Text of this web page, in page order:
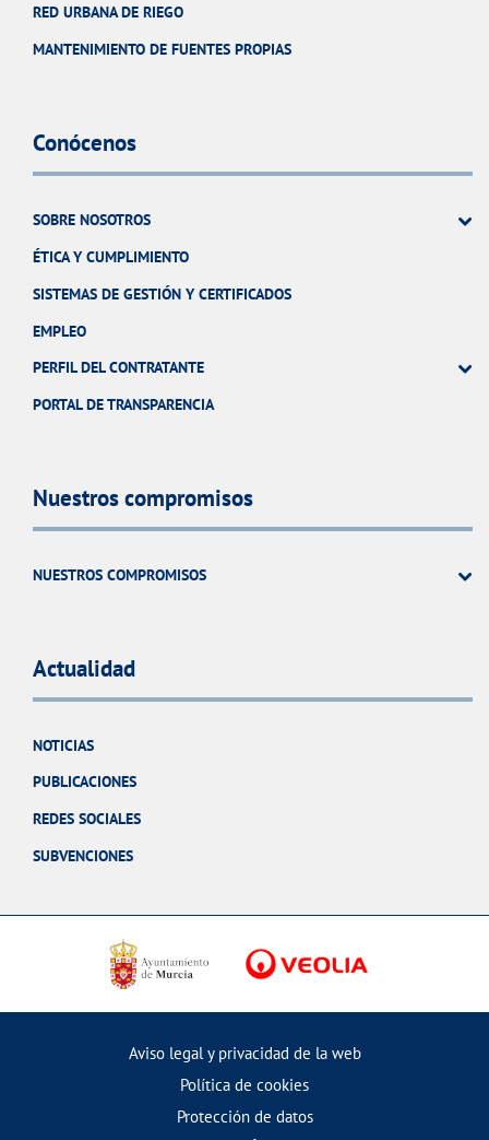
RED URBANA DE RIEGO
MANTENIMIENTO DE FUENTES PROPIAS
Conócenos
SOBRE NOSOTROS
ÉTICA Y CUMPLIMIENTO
SISTEMAS DE GESTIÓN Y CERTIFICADOS
EMPLEO
PERFIL DEL CONTRATANTE
PORTAL DE TRANSPARENCIA
Nuestros compromisos
NUESTROS COMPROMISOS
Actualidad
NOTICIAS
PUBLICACIONES
REDES SOCIALES
SUBVENCIONES
Aviso legal y privacidad de la web
Política de cookies
Protección de datos